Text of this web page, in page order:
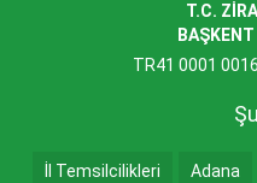
T.C.
TR41 0001
İl Temsilcilikleri Adana